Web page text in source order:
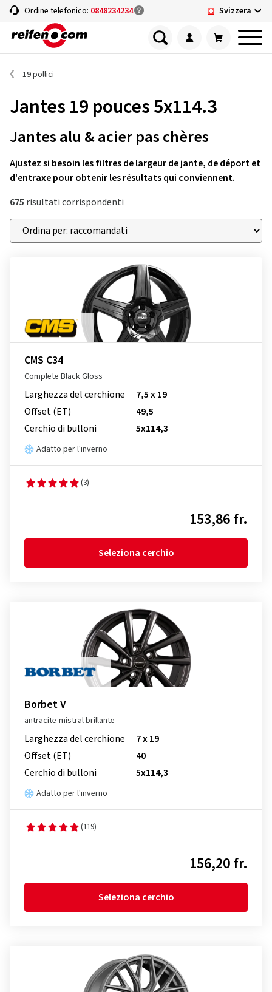
Ordine telefonico: 0848234234 Svizzera
19 pollici
Jantes 19 pouces 5x114.3
Jantes alu & acier pas chères
Ajustez si besoin les filtres de largeur de jante, de déport et
d'entraxe pour obtenir les résultats qui conviennent.
675 risultati corrispondenti
CMS C34
Complete Black Gloss
Larghezza del cerchione
7,5 x 19
Offset (ET)
49,5
Cerchio di bulloni
5x114,3
Adatto per l'inverno
(3)
153,86 fr.
Seleziona cerchio
Borbet V
antracite-mistral brillante
Larghezza del cerchione
7 x 19
Offset (ET)
40
Cerchio di bulloni
5x114,3
Adatto per l'inverno
(119)
156,20 fr.
Seleziona cerchio